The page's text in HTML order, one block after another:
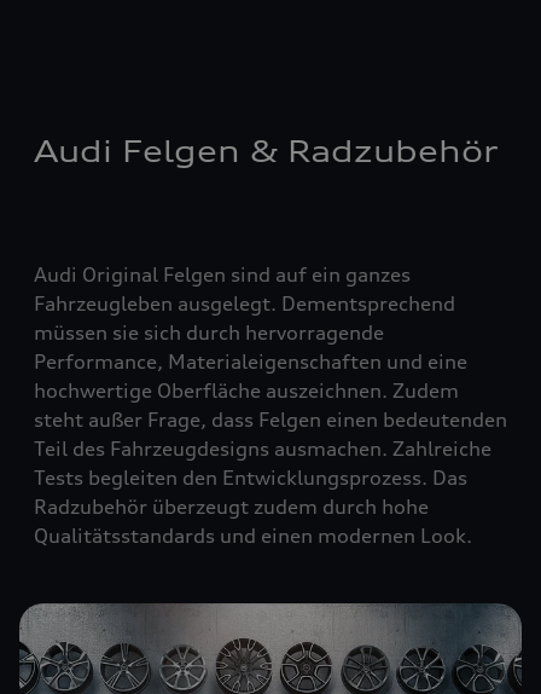
Audi Felgen & Radzubehör
Audi Original Felgen sind auf ein ganzes
Fahrzeugleben ausgelegt. Dementsprechend
müssen sie sich durch hervorragende
Performance, Materialeigenschaften und eine
hochwertige Oberfläche auszeichnen. Zudem
steht außer Frage, dass Felgen einen bedeutenden
Teil des Fahrzeugdesigns ausmachen. Zahlreiche
Tests begleiten den Entwicklungsprozess. Das
Radzubehör überzeugt zudem durch hohe
Qualitätsstandards und einen modernen Look.